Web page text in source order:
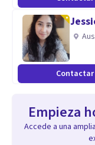
Contactar
Empieza
Accede a una